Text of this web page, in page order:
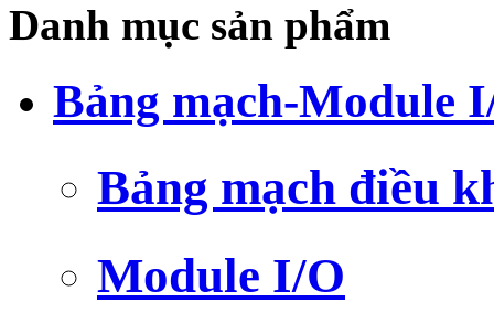
Danh mục sản phẩm
Bảng mạch-Module
Bảng mạch điều
Module I/O